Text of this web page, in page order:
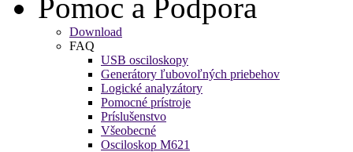
Pomoc a Podpora
Download
FAQ
USB osciloskopy
Generátory ľubovoľných priebehov
Logické analyzátory
Pomocné prístroje
Príslušenstvo
Všeobecné
Osciloskop M621